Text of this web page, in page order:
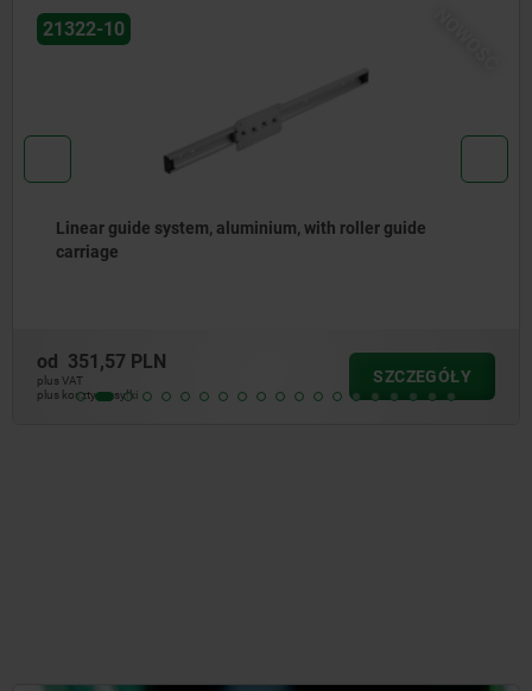
NOWOŚĆ
Pokrętła gwiaździste pięcioramienne z
plus koszty wysyłki